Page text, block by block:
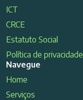
ICT
CRCE
Estatuto Social
Política de privacidade
Navegue
Home
Serviços